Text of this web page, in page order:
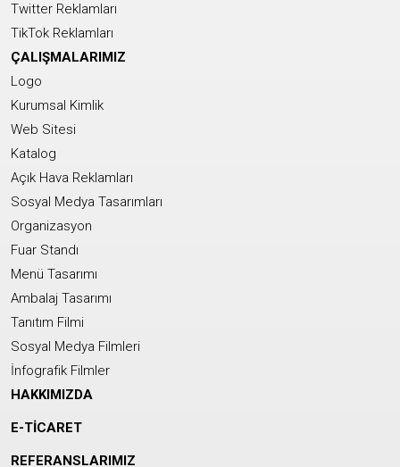
Twitter Reklamları
TikTok Reklamları
ÇALIŞMALARIMIZ
Logo
Kurumsal Kimlik
Web Sitesi
Katalog
Açık Hava Reklamları
Sosyal Medya Tasarımları
Organizasyon
Fuar Standı
Menü Tasarımı
Ambalaj Tasarımı
Tanıtım Filmi
Sosyal Medya Filmleri
İnfografik Filmler
HAKKIMIZDA
E-TİCARET
REFERANSLARIMIZ